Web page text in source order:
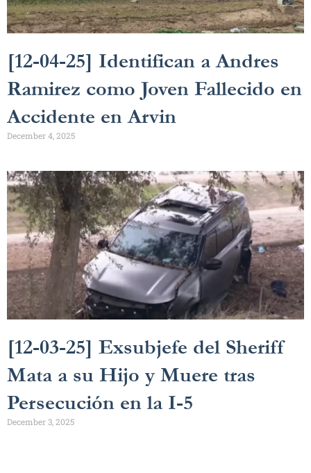
[12-04-25] Identifican a Andres
Ramirez como Joven Fallecido en
Accidente en Arvin
December 4, 2025
[12-03-25] Exsubjefe del Sheriff
Mata a su Hijo y Muere tras
Persecución en la I-5
December 3, 2025